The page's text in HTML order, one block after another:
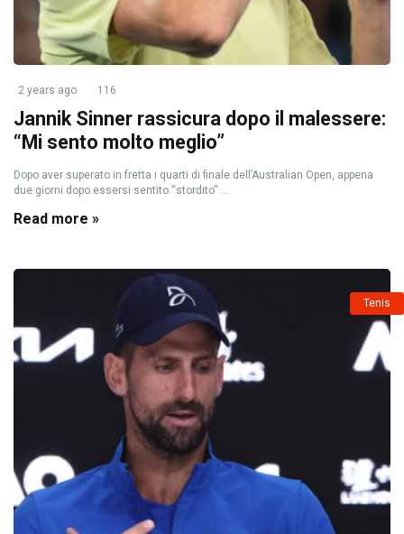
2 years ago 116
Jannik Sinner rassicura dopo il malessere:
“Mi sento molto meglio”
Dopo aver superato in fretta i quarti di finale dell’Australian Open, appena
due giorni dopo essersi sentito “stordito” ...
Read more »
Tenis